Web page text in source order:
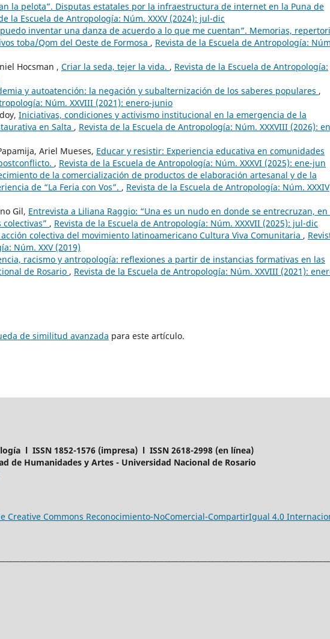
la pelota”. Disputas estatales por la infraestructura de internet en la Puna de
la Escuela de Antropología: Núm. XXXV (2024): jul-dic
puedo inventar una danza de acuerdo a lo que me cuentan”. Memorias,
toba/Qom del Oeste de Formosa , Revista de la Escuela de Antropología:
Hocsman , Criar la seda, tejer la vida. , Revista de la Escuela de Antropología:
y autoatención: la negación y subalternización de los saberes populares ,
Núm. XXVIII (2021): enero-junio
Iniciativas, condiciones y activismo institucional en la emergencia de la
en Salta , Revista de la Escuela de Antropología: Núm. XXXVIII (2026):
Ariel Mueses, Educar y resistir: Experiencia educativa en comunidades
, Revista de la Escuela de Antropología: Núm. XXXVI (2025): ene-jun
de la comercialización de productos de elaboración artesanal y de la
de “La Feria con Vos”. , Revista de la Escuela de Antropología: Núm. XXXIV
Gil, Entrevista a Liliana Raggio: “Una es un nudo en donde se entrecruzan, en
, Revista de la Escuela de Antropología: Núm. XXXVII (2025): jul-dic
acción colectiva del movimiento latinoamericano Cultura Viva Comunitaria ,
Núm. XXV (2019)
racismo y antropología: reflexiones a partir de instancias formativas en las
de Rosario , Revista de la Escuela de Antropología: Núm. XXVIII (2021):
de similitud avanzada para este artículo.
l ISSN 1852-1576 (impresa) l ISSN 2618-2998 (en línea)
de Humanidades y Artes - Universidad Nacional de Rosario
Creative Commons Reconocimiento-NoComercial-CompartirIgual 4.0